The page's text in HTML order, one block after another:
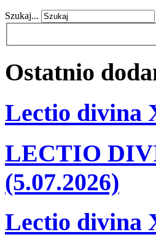
Szukaj...
Ostatnio
Lectio divina
LECTIO
(5.07.2026)
Lectio divina